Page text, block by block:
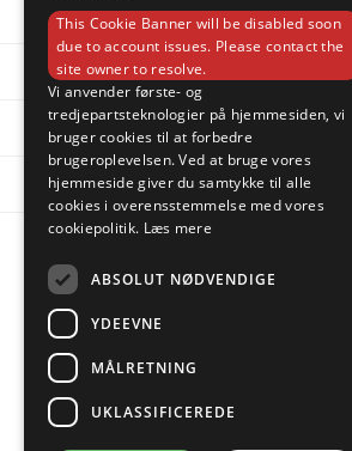
MIN KONTO
KUNDESERVICE
FOLLOW US
This Cookie Banner will be disabled soon
due to account issues. Please contact the
site owner to resolve.
Vi anvender første- og
tredjepartsteknologier på hjemmesiden, vi
bruger cookies til at forbedre
brugeroplevelsen. Ved at bruge vores
hjemmeside giver du samtykke til alle
cookies i overensstemmelse med vores
cookiepolitik. Læs mere
ABSOLUT NØDVENDIGE
YDEEVNE
MÅLRETNING
UKLASSIFICEREDE